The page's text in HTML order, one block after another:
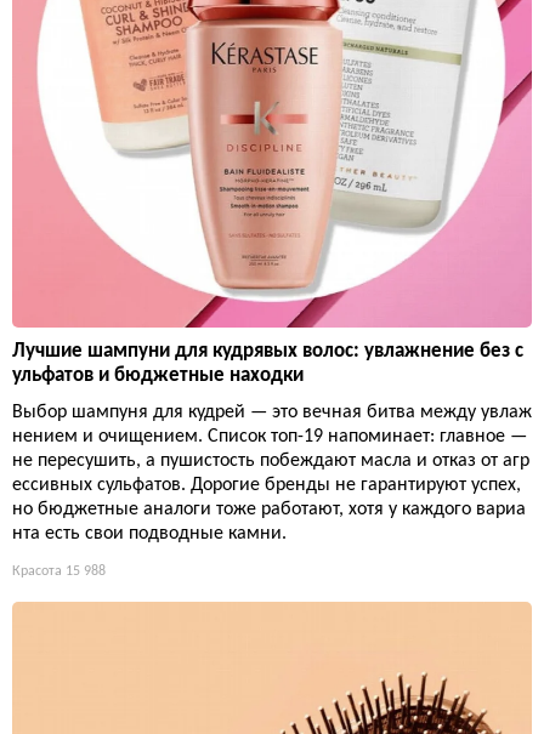
Лучшие шампуни для кудрявых волос: увлажнение без с
ульфатов и бюджетные находки
Выбор шампуня для кудрей — это вечная битва между увлаж
нением и очищением. Список топ-19 напоминает: главное —
не пересушить, а пушистость побеждают масла и отказ от агр
ессивных сульфатов. Дорогие бренды не гарантируют успех,
но бюджетные аналоги тоже работают, хотя у каждого вариа
нта есть свои подводные камни.
Красота 15 988